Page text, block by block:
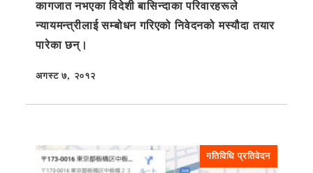
कागजात नभएका विदेशी बासिन्दाका परिवारहरूले
न्यायमन्त्रीलाई सम्बोधन गरिएको निवेदनको मस्यौदा तयार
पारेका छन्।
प्रकाशित
अगस्ट ७, २०१२
गतिविधि प्रतिवेदन